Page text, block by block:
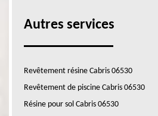
Autres services
Revêtement résine Cabris 06530
Revêtement de piscine Cabris 06530
Résine pour sol Cabris 06530